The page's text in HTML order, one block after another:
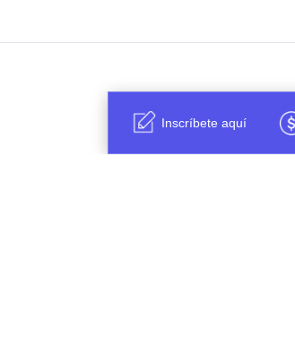
Inscríbete aquí